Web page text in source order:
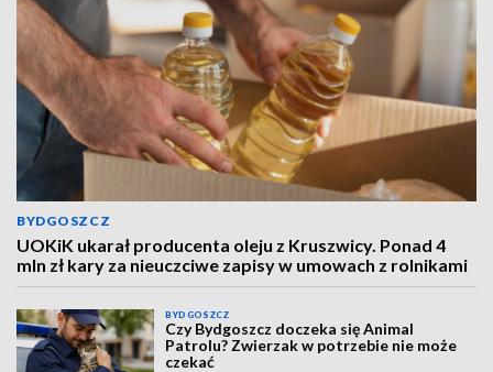
BYDGOSZCZ
UOKiK ukarał producenta oleju z Kruszwicy. Ponad 4
mln zł kary za nieuczciwe zapisy w umowach z rolnikami
BYDGOSZCZ
Czy Bydgoszcz doczeka się Animal
Patrolu? Zwierzak w potrzebie nie może
czekać